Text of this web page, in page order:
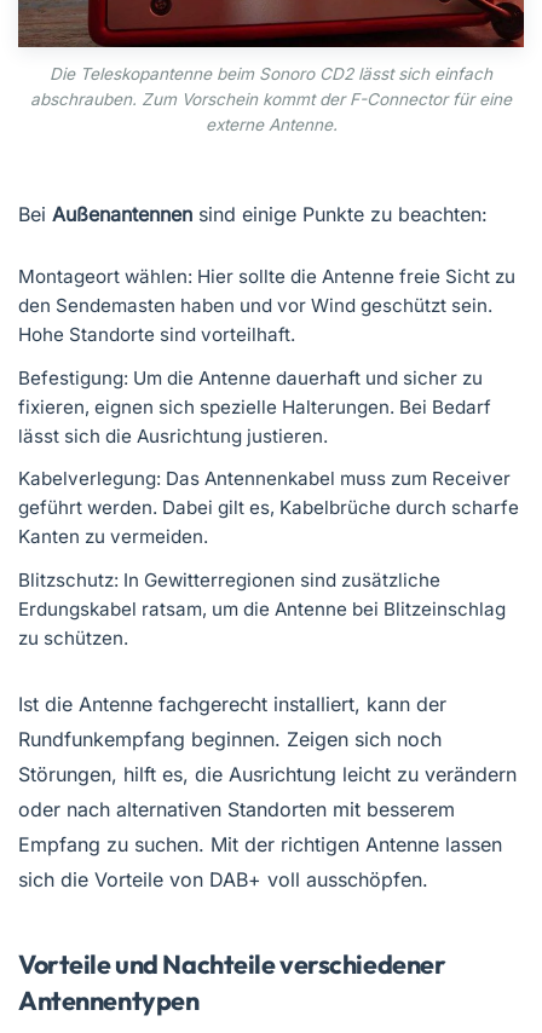
Die Teleskopantenne beim Sonoro CD2 lässt sich einfach
abschrauben. Zum Vorschein kommt der F-Connector für eine
externe Antenne.
Bei Außenantennen sind einige Punkte zu beachten:
Montageort wählen: Hier sollte die Antenne freie Sicht zu
den Sendemasten haben und vor Wind geschützt sein.
Hohe Standorte sind vorteilhaft.
Befestigung: Um die Antenne dauerhaft und sicher zu
fixieren, eignen sich spezielle Halterungen. Bei Bedarf
lässt sich die Ausrichtung justieren.
Kabelverlegung: Das Antennenkabel muss zum Receiver
geführt werden. Dabei gilt es, Kabelbrüche durch scharfe
Kanten zu vermeiden.
Blitzschutz: In Gewitterregionen sind zusätzliche
Erdungskabel ratsam, um die Antenne bei Blitzeinschlag
zu schützen.
Ist die Antenne fachgerecht installiert, kann der
Rundfunkempfang beginnen. Zeigen sich noch
Störungen, hilft es, die Ausrichtung leicht zu verändern
oder nach alternativen Standorten mit besserem
Empfang zu suchen. Mit der richtigen Antenne lassen
sich die Vorteile von DAB+ voll ausschöpfen.
Vorteile und Nachteile verschiedener
Antennentypen